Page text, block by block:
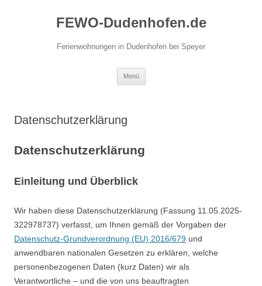
FEWO-Dudenhofen.de
Ferienwohnungen in Dudenhofen bei Speyer
Menü
Datenschutzerklärung
Datenschutzerklärung
Einleitung und Überblick
Wir haben diese Datenschutzerklärung (Fassung 11.05.2025-
322978737) verfasst, um Ihnen gemäß der Vorgaben der
Datenschutz-Grundverordnung (EU) 2016/679 und
anwendbaren nationalen Gesetzen zu erklären, welche
personenbezogenen Daten (kurz Daten) wir als
Verantwortliche – und die von uns beauftragten